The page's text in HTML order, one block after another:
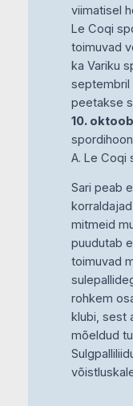
viimatisel
Le Coqi
toimuvad
ka Variku
septembril
peetakse
10.
A. Le Coqi
Sari peab
mitmeid
puudutab
toimuvad
rohkem
klubi, sest
mõeldud